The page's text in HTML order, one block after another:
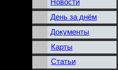
Новости
День за днём
Документы
Карты
Статьи